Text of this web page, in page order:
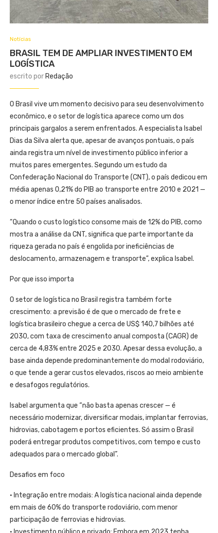
Notícias
BRASIL TEM DE AMPLIAR INVESTIMENTO EM
LOGÍSTICA
escrito por Redação
O Brasil vive um momento decisivo para seu desenvolvimento
econômico, e o setor de logística aparece como um dos
principais gargalos a serem enfrentados. A especialista Isabel
Dias da Silva alerta que, apesar de avanços pontuais, o país
ainda registra um nível de investimento público inferior a
muitos pares emergentes. Segundo um estudo da
Confederação Nacional do Transporte (CNT), o país dedicou em
média apenas 0,21% do PIB ao transporte entre 2010 e 2021 —
o menor índice entre 50 países analisados.
“Quando o custo logístico consome mais de 12% do PIB, como
mostra a análise da CNT, significa que parte importante da
riqueza gerada no país é engolida por ineficiências de
deslocamento, armazenagem e transporte”, explica Isabel.
Por que isso importa
O setor de logística no Brasil registra também forte
crescimento: a previsão é de que o mercado de frete e
logística brasileiro chegue a cerca de US$ 140,7 bilhões até
2030, com taxa de crescimento anual composta (CAGR) de
cerca de 4,83% entre 2025 e 2030. Apesar dessa evolução, a
base ainda depende predominantemente do modal rodoviário,
o que tende a gerar custos elevados, riscos ao meio ambiente
e desafogos regulatórios.
Isabel argumenta que “não basta apenas crescer — é
necessário modernizar, diversificar modais, implantar ferrovias,
hidrovias, cabotagem e portos eficientes. Só assim o Brasil
poderá entregar produtos competitivos, com tempo e custo
adequados para o mercado global”.
Desafios em foco
• Integração entre modais: A logística nacional ainda depende
em mais de 60% do transporte rodoviário, com menor
participação de ferrovias e hidrovias.